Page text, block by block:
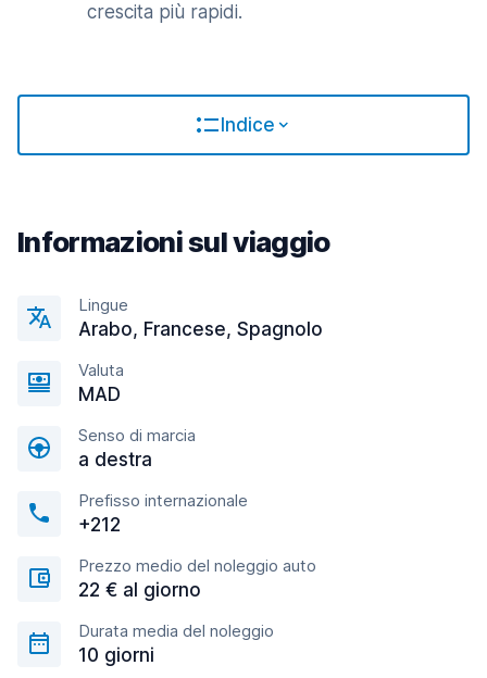
crescita più rapidi.
Indice
Informazioni sul viaggio
Lingue
Arabo, Francese, Spagnolo
Valuta
MAD
Senso di marcia
a destra
Prefisso internazionale
+212
Prezzo medio del noleggio auto
22 € al giorno
Durata media del noleggio
10 giorni